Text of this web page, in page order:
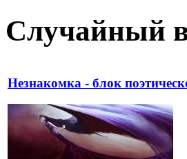
Случайный
Незнакомка - блок